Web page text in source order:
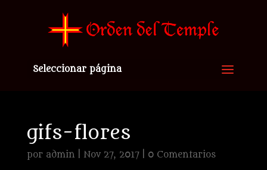
Seleccionar página
gifs-flores
por admin Nov 27, 2017| 0 Comentarios